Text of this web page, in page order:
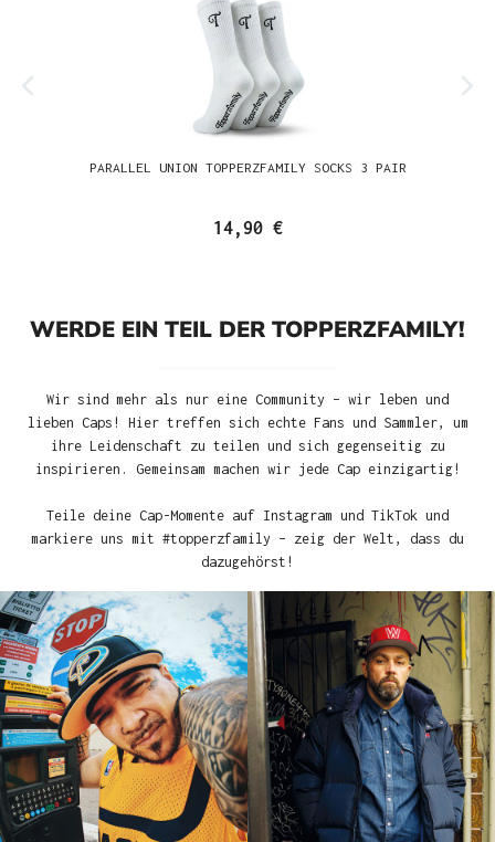
PARALLEL UNION TOPPERZFAMILY SOCKS 3 PAIR
14,90 €
WERDE EIN TEIL DER TOPPERZFAMILY!
Wir sind mehr als nur eine Community – wir leben und
lieben Caps! Hier treffen sich echte Fans und Sammler, um
ihre Leidenschaft zu teilen und sich gegenseitig zu
inspirieren. Gemeinsam machen wir jede Cap einzigartig!
Teile deine Cap-Momente auf Instagram und TikTok und
markiere uns mit #topperzfamily – zeig der Welt, dass du
dazugehörst!